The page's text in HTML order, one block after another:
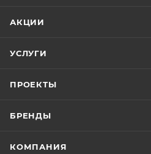
АКЦИИ
УСЛУГИ
ПРОЕКТЫ
БРЕНДЫ
КОМПАНИЯ